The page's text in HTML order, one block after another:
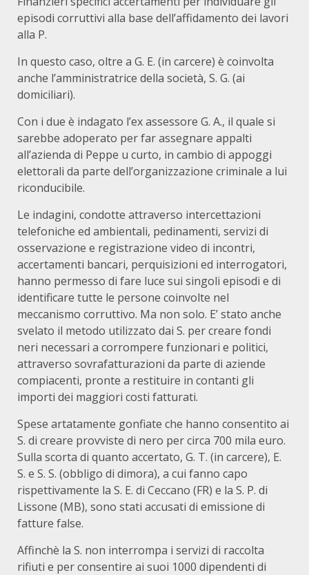
episodi corruttivi alla base dell’affidamento dei lavori
alla P.
In questo caso, oltre a G. E. (in carcere) è coinvolta
anche l’amministratrice della società, S. G. (ai
domiciliari).
Con i due è indagato l’ex assessore G. A., il quale si
sarebbe adoperato per far assegnare appalti
all’azienda di Peppe u curto, in cambio di appoggi
elettorali da parte dell’organizzazione criminale a lui
riconducibile.
Le indagini, condotte attraverso intercettazioni
telefoniche ed ambientali, pedinamenti, servizi di
osservazione e registrazione video di incontri,
accertamenti bancari, perquisizioni ed interrogatori,
hanno permesso di fare luce sui singoli episodi e di
identificare tutte le persone coinvolte nel
meccanismo corruttivo. Ma non solo. E’ stato anche
svelato il metodo utilizzato dai S. per creare fondi
neri necessari a corrompere funzionari e politici,
attraverso sovrafatturazioni da parte di aziende
compiacenti, pronte a restituire in contanti gli
importi dei maggiori costi fatturati.
Spese artatamente gonfiate che hanno consentito ai
S. di creare provviste di nero per circa 700 mila euro.
Sulla scorta di quanto accertato, G. T. (in carcere), E.
S. e S. S. (obbligo di dimora), a cui fanno capo
rispettivamente la S. E. di Ceccano (FR) e la S. P. di
Lissone (MB), sono stati accusati di emissione di
fatture false.
Affinchè la S. non interrompa i servizi di raccolta
rifiuti e per consentire ai suoi 1000 dipendenti di